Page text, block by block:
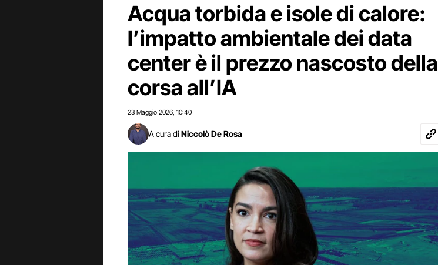
Acqua torbida e isole di calore:
l’impatto ambientale dei data
center è il prezzo nascosto della
corsa all’IA
23 Maggio 2026 10:40
A cura di Niccolò De Rosa